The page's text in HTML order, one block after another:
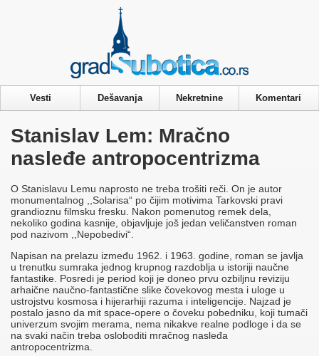
Vesti Dešavanja Nekretnine Komentari
Stanislav Lem: Mračno
nasleđe antropocentrizma
O Stanislavu Lemu naprosto ne treba trošiti reči. On je autor
monumentalnog ,,Solarisa“ po čijim motivima Tarkovski pravi
grandioznu filmsku fresku. Nakon pomenutog remek dela,
nekoliko godina kasnije, objavljuje još jedan veličanstven roman
pod nazivom ,,Nepobedivi“.
Napisan na prelazu između 1962. i 1963. godine, roman se javlja
u trenutku sumraka jednog krupnog razdoblja u istoriji naučne
fantastike. Posredi je period koji je doneo prvu ozbiljnu reviziju
arhaične naučno-fantastične slike čovekovog mesta i uloge u
ustrojstvu kosmosa i hijerarhiji razuma i inteligencije. Najzad je
postalo jasno da mit space-opere o čoveku pobedniku, koji tumači
univerzum svojim merama, nema nikakve realne podloge i da se
na svaki način treba osloboditi mračnog nasleđa
antropocentrizma.
Privacy & Cookies Policy